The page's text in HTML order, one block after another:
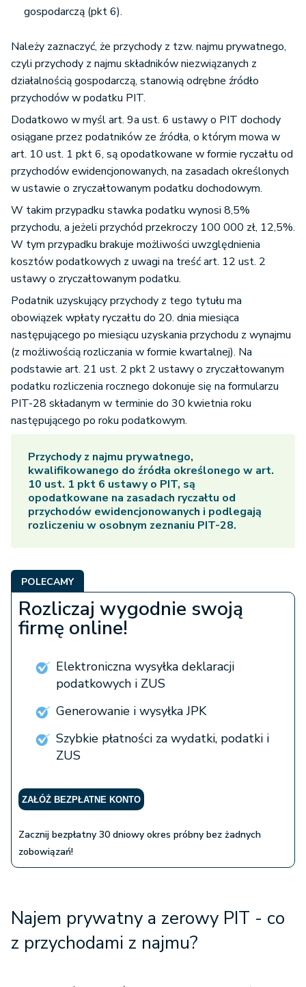
gospodarczą (pkt 6).
Należy zaznaczyć, że przychody z tzw. najmu prywatnego,
czyli przychody z najmu składników niezwiązanych z
działalnością gospodarczą, stanowią odrębne źródło
przychodów w podatku PIT.
Dodatkowo w myśl art. 9a ust. 6 ustawy o PIT dochody
osiągane przez podatników ze źródła, o którym mowa w
art. 10 ust. 1 pkt 6, są opodatkowane w formie ryczałtu od
przychodów ewidencjonowanych, na zasadach określonych
w ustawie o zryczałtowanym podatku dochodowym.
W takim przypadku stawka podatku wynosi 8,5%
przychodu, a jeżeli przychód przekroczy 100 000 zł, 12,5%.
W tym przypadku brakuje możliwości uwzględnienia
kosztów podatkowych z uwagi na treść art. 12 ust. 2
ustawy o zryczałtowanym podatku.
Podatnik uzyskujący przychody z tego tytułu ma
obowiązek wpłaty ryczałtu do 20. dnia miesiąca
następującego po miesiącu uzyskania przychodu z wynajmu
(z możliwością rozliczania w formie kwartalnej). Na
podstawie art. 21 ust. 2 pkt 2 ustawy o zryczałtowanym
podatku rozliczenia rocznego dokonuje się na formularzu
PIT-28 składanym w terminie do 30 kwietnia roku
następującego po roku podatkowym.
Przychody z najmu prywatnego,
kwalifikowanego do źródła określonego w art.
10 ust. 1 pkt 6 ustawy o PIT, są
opodatkowane na zasadach ryczałtu od
przychodów ewidencjonowanych i podlegają
rozliczeniu w osobnym zeznaniu PIT-28.
POLECAMY
Rozliczaj wygodnie swoją
firmę online!
Elektroniczna wysyłka deklaracji
podatkowych i ZUS
Generowanie i wysyłka JPK
Szybkie płatności za wydatki, podatki i
ZUS
ZAŁÓŻ BEZPŁATNE KONTO
Zacznij bezpłatny 30 dniowy okres próbny bez żadnych
zobowiązań!
Najem prywatny a zerowy PIT - co
z przychodami z najmu?